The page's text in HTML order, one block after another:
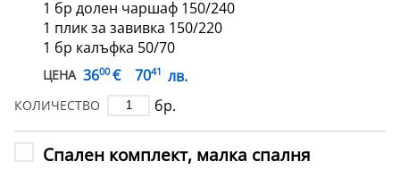
1 бр долен чаршаф 150/240
1 плик за завивка 150/220
1 бр калъфка 50/70
ЦЕНА 3600 € 7041 лв.
КОЛИЧЕСТВО бр.
Спален комплект, малка спалня